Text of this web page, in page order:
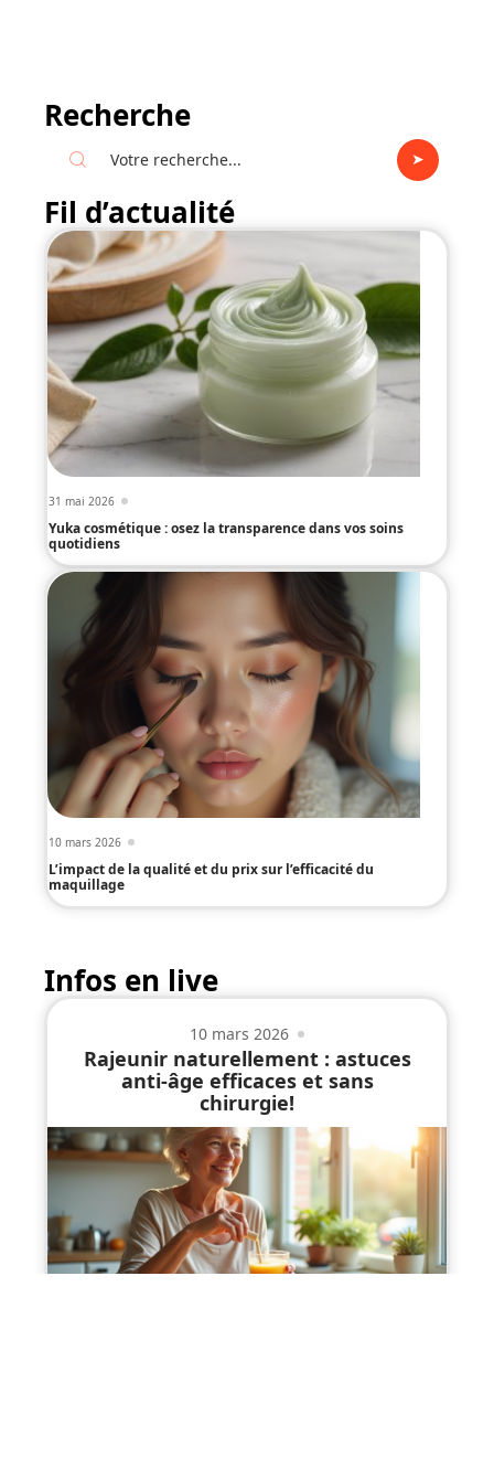
Recherche
Fil d’actualité
31 mai 2026
Yuka cosmétique : osez la transparence dans vos soins
quotidiens
10 mars 2026
L’impact de la qualité et du prix sur l’efficacité du
maquillage
Infos en live
10 mars 2026
Rajeunir naturellement : astuces
anti-âge efficaces et sans
chirurgie!